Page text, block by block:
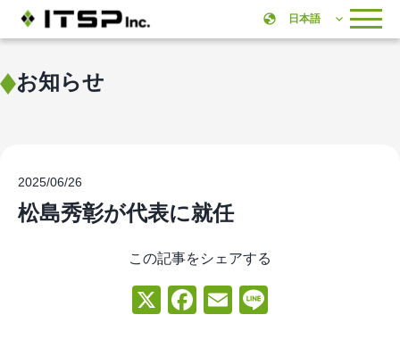
お知らせ
2025/06/26
松島秀彰が代表に就任
この記事をシェアする
X Facebook
Email